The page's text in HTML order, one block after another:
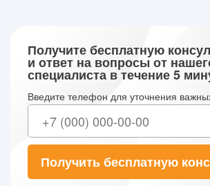
Получите бесплатную
и ответ на вопросы от
специалиста в течение 5
Введите телефон для уточнения
Получить бесплатную